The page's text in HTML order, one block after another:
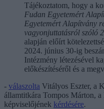
Tájékoztatom, hogy a
Fudan Egyetemért
Egyetemért Alapítvány
vagyonjuttatásról szóló
alapján előírt
2024. június 30-ig
Intézmény létezésével
előkészítéséről és a
- válaszolta Vitályos Eszter, a
államtitkára Tompos Márton,
képviselőjének kérdésére.